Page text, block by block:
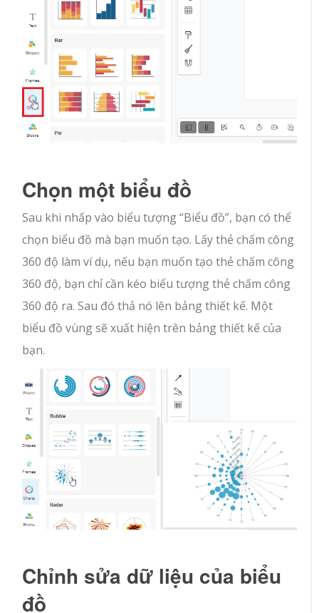
Chọn một biểu đồ
Sau khi nhấp vào biểu tượng “Biểu đồ”, bạn có thể
chọn biểu đồ mà bạn muốn tạo. Lấy thẻ chấm công
360 độ làm ví dụ, nếu bạn muốn tạo thẻ chấm công
360 độ, bạn chỉ cần kéo biểu tượng thẻ chấm công
360 độ ra. Sau đó thả nó lên bảng thiết kế. Một
biểu đồ vùng sẽ xuất hiện trên bảng thiết kế của
bạn.
Chỉnh sửa dữ liệu của biểu
đồ